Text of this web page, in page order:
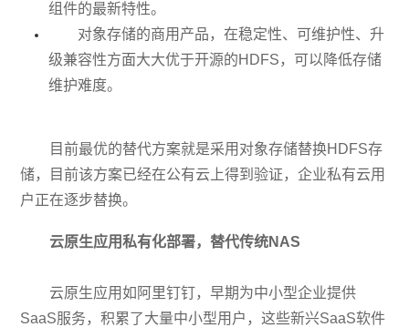
组件的最新特性。
对象存储的商用产品，在稳定性、可维护性、升
级兼容性方面大大优于开源的HDFS，可以降低存储
维护难度。
目前最优的替代方案就是采用对象存储替换HDFS存
储，目前该方案已经在公有云上得到验证，企业私有云用
户正在逐步替换。
云原生应用私有化部署，替代传统NAS
云原生应用如阿里钉钉，早期为中小型企业提供
SaaS服务，积累了大量中小型用户，这些新兴SaaS软件